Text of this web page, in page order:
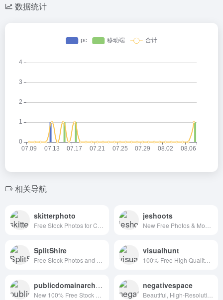
数据统计
相关导航
skitterphoto jeshoots
SplitShire visualhunt
publicdomainarchive negativespace